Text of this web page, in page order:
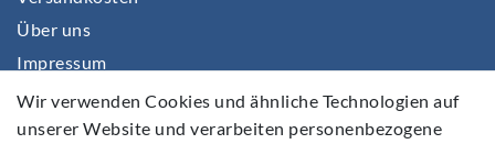
Über uns
Impressum
Daten­schutz­erklärung
AGB
Wir verwenden Cookies und ähnliche Technologien auf
unserer Website und verarbeiten personenbezogene